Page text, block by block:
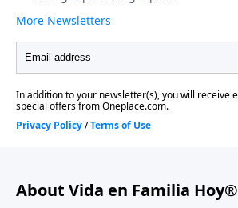
About Vida en Familia Hoy®